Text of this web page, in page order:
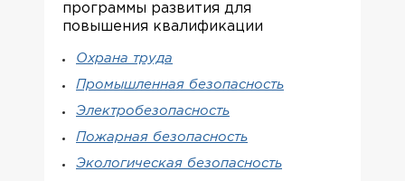
программы развития для
повышения квалификации
Охрана труда
Промышленная безопасность
Электробезопасность
Пожарная безопасность
Экологическая безопасность